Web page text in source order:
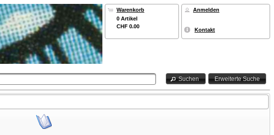
Warenkorb
0 Artikel
CHF 0.00
Anmelden
Kontakt
Suchen Erweiterte Suche